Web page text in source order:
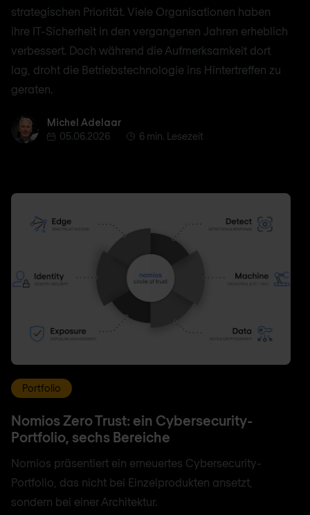
strategischen Priorität. Viele Organisationen haben
ihre IT-Sicherheit in den vergangenen Jahren erheblich
verbessert. Doch während die Aufmerksamkeit dort
lag, droht die Betriebstechnologie ins Hintertreffen zu
geraten.
Michel Adelaar
Michel Adelaar
05.06.2026
6 min. Lesezeit
Portfolio
Nomios Zero Trust: ein Cybersecurity-
Portfolio, sechs Bereiche
Nomios präsentiert ein erneuertes Cybersecurity-
Portfolio, das nicht bei Einzelprodukten ansetzt,
sondern bei einer Architektur.